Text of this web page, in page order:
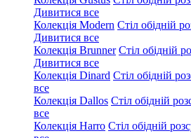
Дивитися все
Колекція Modern Стіл обідній
Дивитися все
Колекція Brunner Стіл обідній
Дивитися все
Колекція Dinard Стіл обідній
все
Колекція Dallos Стіл обідній
все
Колекція Harro Стіл обідній